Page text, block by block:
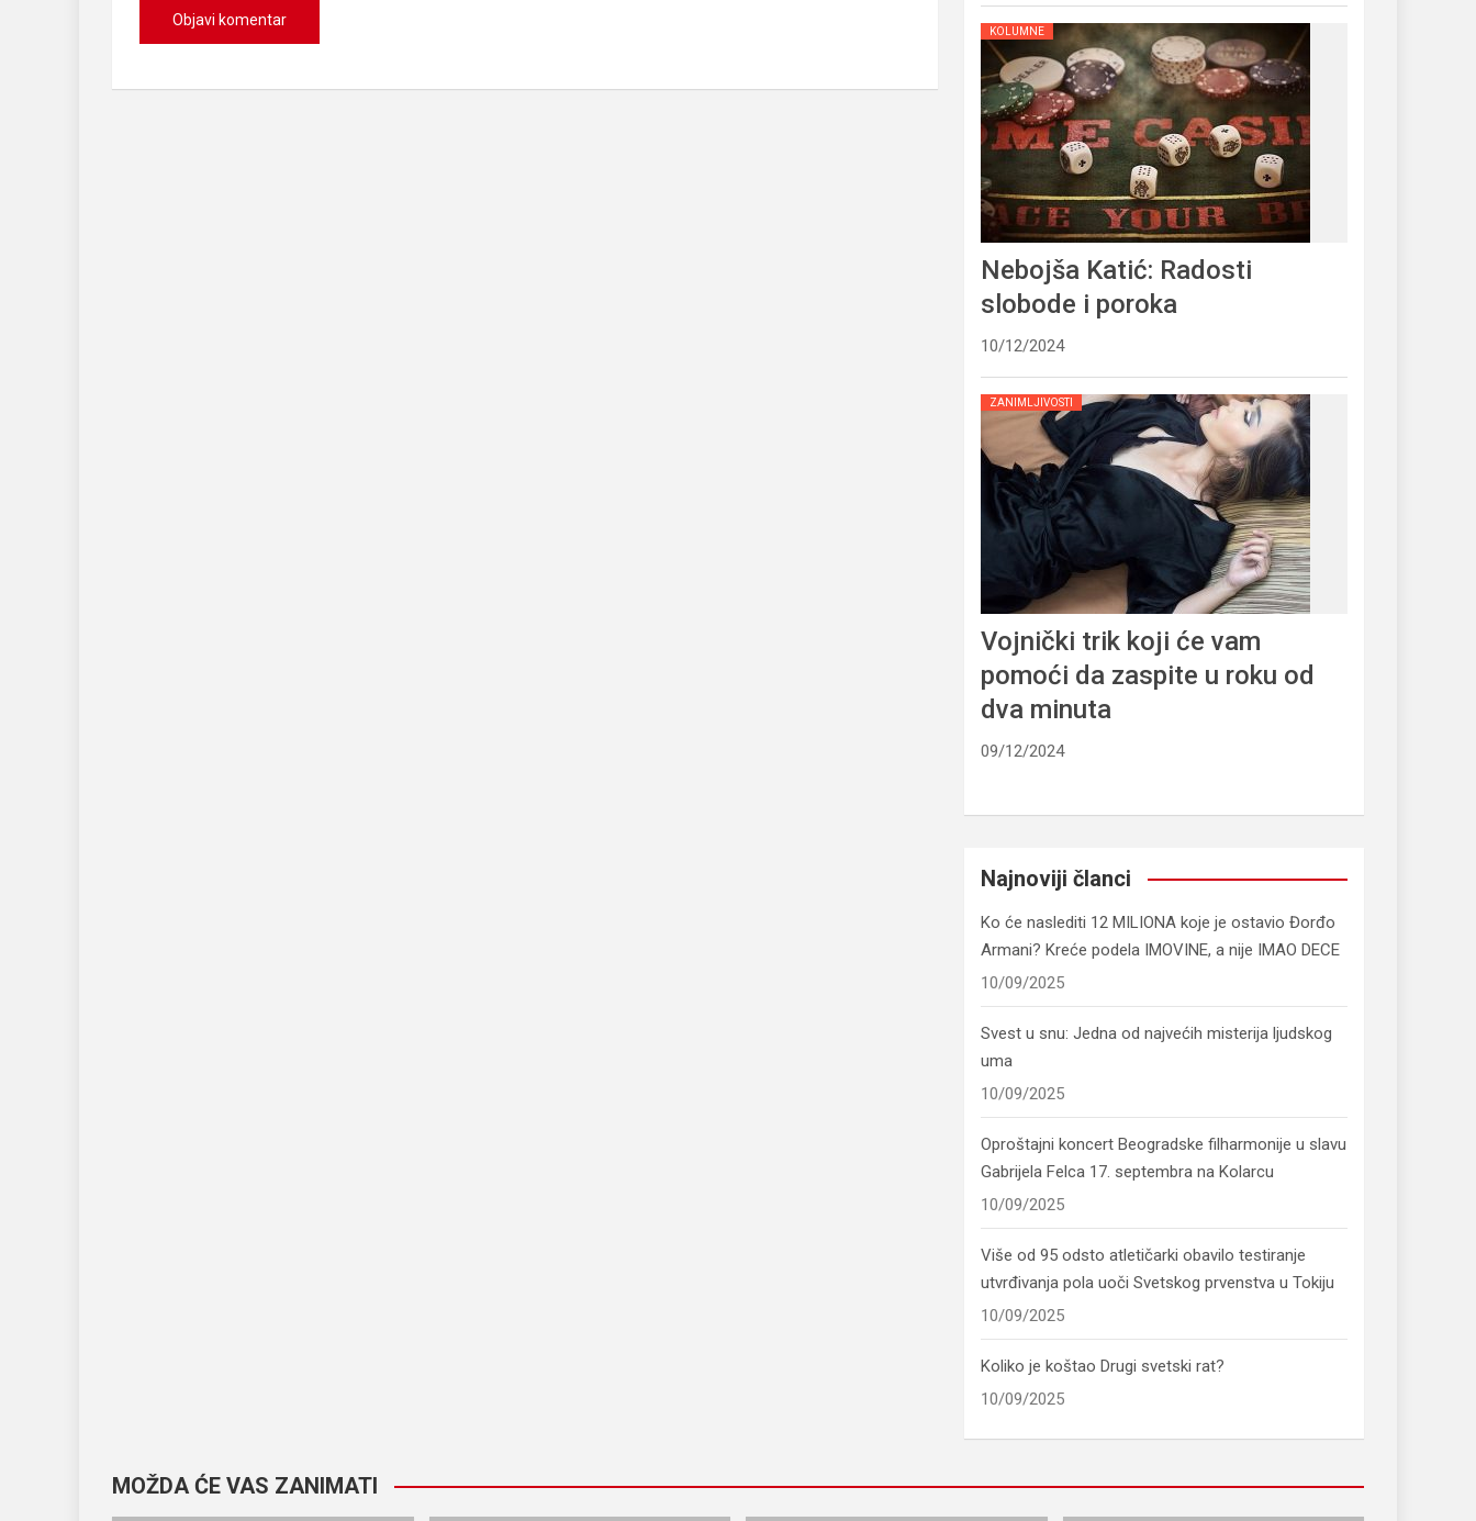
KOLUMNE
Nebojša Katić: Radosti
slobode i poroka
10/12/2024
ZANIMLJIVOSTI
Vojnički trik koji će vam
pomoći da zaspite u roku od
dva minuta
09/12/2024
Najnoviji članci
Ko će naslediti 12 MILIONA koje je ostavio Đorđo
Armani? Kreće podela IMOVINE, a nije IMAO DECE
10/09/2025
Svest u snu: Jedna od najvećih misterija ljudskog
uma
10/09/2025
Oproštajni koncert Beogradske filharmonije u slavu
Gabrijela Felca 17. septembra na Kolarcu
10/09/2025
Više od 95 odsto atletičarki obavilo testiranje
utvrđivanja pola uoči Svetskog prvenstva u Tokiju
10/09/2025
Koliko je koštao Drugi svetski rat?
10/09/2025
MOŽDA ĆE VAS ZANIMATI